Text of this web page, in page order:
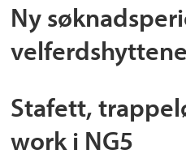
Ny
Stafett,
work i NG5